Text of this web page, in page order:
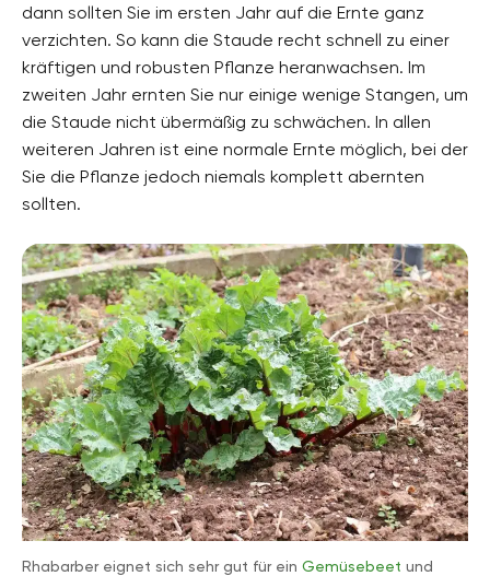
dann sollten Sie im ersten Jahr auf die Ernte ganz
verzichten. So kann die Staude recht schnell zu einer
kräftigen und robusten Pflanze heranwachsen. Im
zweiten Jahr ernten Sie nur einige wenige Stangen, um
die Staude nicht übermäßig zu schwächen. In allen
weiteren Jahren ist eine normale Ernte möglich, bei der
Sie die Pflanze jedoch niemals komplett abernten
sollten.
Rhabarber eignet sich sehr gut für ein Gemüsebeet und